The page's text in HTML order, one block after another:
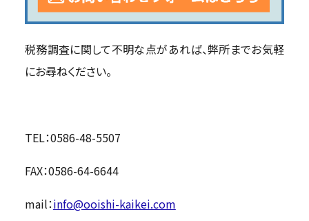
税務調査に関して不明な点があれば、弊所までお気軽
にお尋ねください。
TEL：0586-48-5507
FAX：0586-64-6644
mail：info@ooishi-kaikei.com